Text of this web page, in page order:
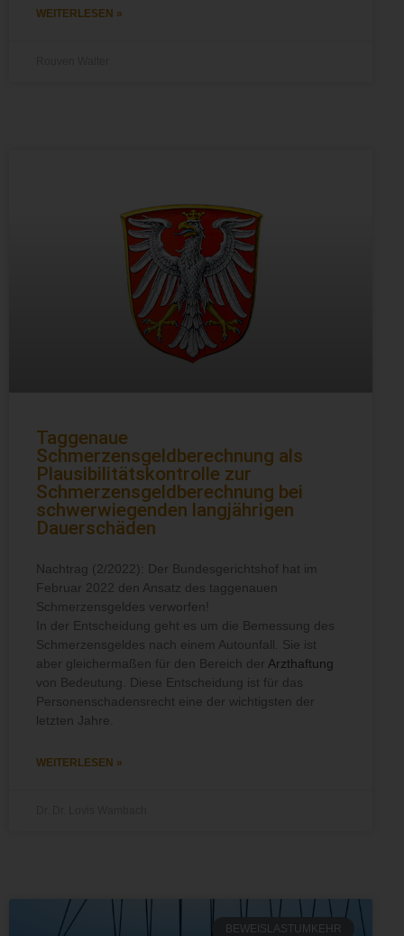
WEITERLESEN »
Taggenaue
Schmerzensgeldberechnung als
Plausibilitätskontrolle zur
Schmerzensgeldberechnung bei
schwerwiegenden langjährigen
Dauerschäden
Nachtrag (2/2022): Der Bundesgerichtshof hat im
Februar 2022 den Ansatz des taggenauen
Schmerzensgeldes verworfen!
In der Entscheidung geht es um die Bemessung des
Schmerzensgeldes nach einem Autounfall. Sie ist
aber gleichermaßen für den Bereich der Arzthaftung
von Bedeutung. Diese Entscheidung ist für das
Personenschadensrecht eine der wichtigsten der
letzten Jahre.
WEITERLESEN »
BEWEISLASTUMKEHR